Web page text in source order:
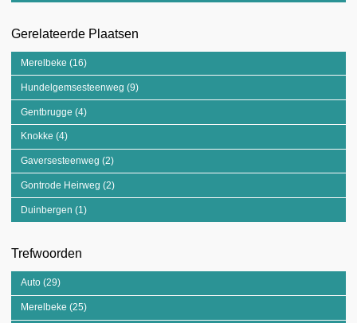
Gerelateerde Plaatsen
Merelbeke (16)
Hundelgemsesteenweg (9)
Gentbrugge (4)
Knokke (4)
Gaversesteenweg (2)
Gontrode Heirweg (2)
Duinbergen (1)
Trefwoorden
Auto (29)
Merelbeke (25)